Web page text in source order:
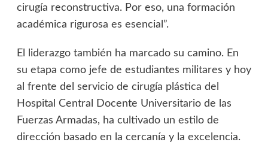
cirugía reconstructiva. Por eso, una formación
académica rigurosa es esencial”.
El liderazgo también ha marcado su camino. En
su etapa como jefe de estudiantes militares y hoy
al frente del servicio de cirugía plástica del
Hospital Central Docente Universitario de las
Fuerzas Armadas, ha cultivado un estilo de
dirección basado en la cercanía y la excelencia.